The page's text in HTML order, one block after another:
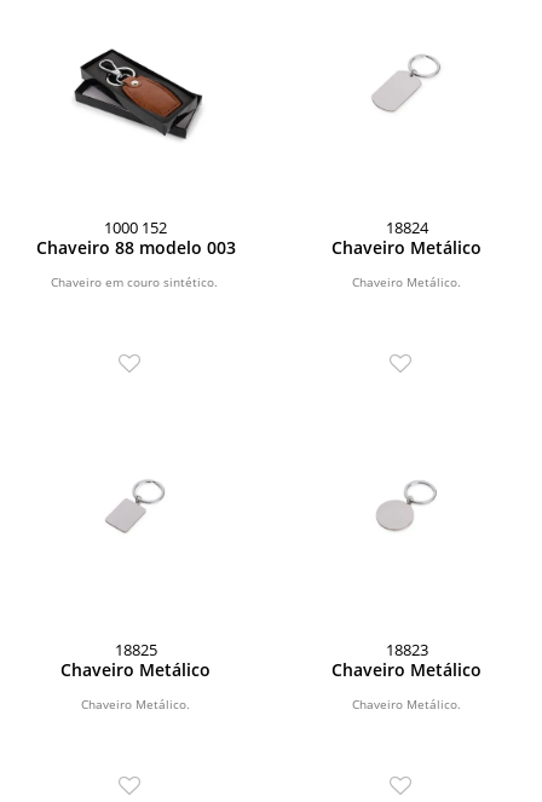
1000 152
Chaveiro 88 modelo 003
Chaveiro em couro sintético.
18824
Chaveiro Metálico
Chaveiro Metálico.
18825
Chaveiro Metálico
Chaveiro Metálico.
18823
Chaveiro Metálico
Chaveiro Metálico.